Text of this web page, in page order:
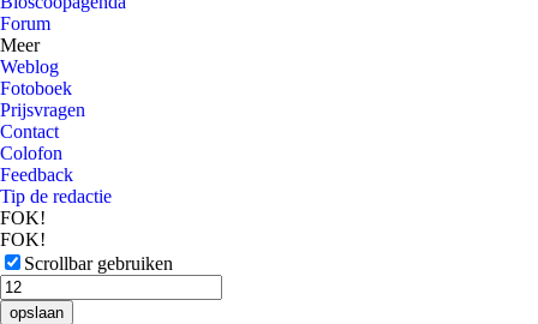
Forum
Meer
Weblog
Fotoboek
Prijsvragen
Contact
Colofon
Feedback
Tip de redactie
FOK!
FOK!
Scrollbar gebruiken
opslaan